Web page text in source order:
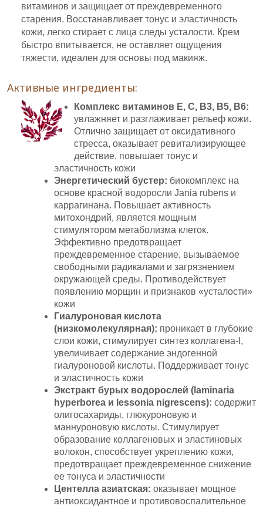
витаминов и защищает от преждевременного
старения. Восстанавливает тонус и эластичность
кожи, легко стирает с лица следы усталости. Крем
быстро впитывается, не оставляет ощущения
тяжести, идеален для основы под макияж.
Активные ингредиенты:
Комплекс витаминов E, C, B3, B5, B6:
увлажняет и разглаживает рельеф кожи.
Отлично защищает от оксидативного
стресса, оказывает ревитализирующее
действие, повышает тонус и
эластичность кожи
Энергетический бустер: биокомплекс на
основе красной водоросли Jania rubens и
каррагинана. Повышает активность
митохондрий, является мощным
стимулятором метаболизма клеток.
Эффективно предотвращает
преждевременное старение, вызываемое
свободными радикалами и загрязнением
окружающей среды. Противодействует
появлению морщин и признаков «усталости»
кожи
Гиалуроновая кислота
(низкомолекулярная): проникает в глубокие
слои кожи, стимулирует синтез коллагена-I,
увеличивает содержание эндогенной
гиалуроновой кислоты. Поддерживает тонус
и эластичность кожи
Экстракт бурых водорослей (laminaria
hyperborea и lessonia nigrescens): содержит
олигосахариды, глюкуроновую и
маннуроновую кислоты. Стимулирует
образование коллагеновых и эластиновых
волокон, способствует укреплению кожи,
предотвращает преждевременное снижение
ее тонуса и эластичности
Центелла азиатская: оказывает мощное
антиоксидантное и противовоспалительное